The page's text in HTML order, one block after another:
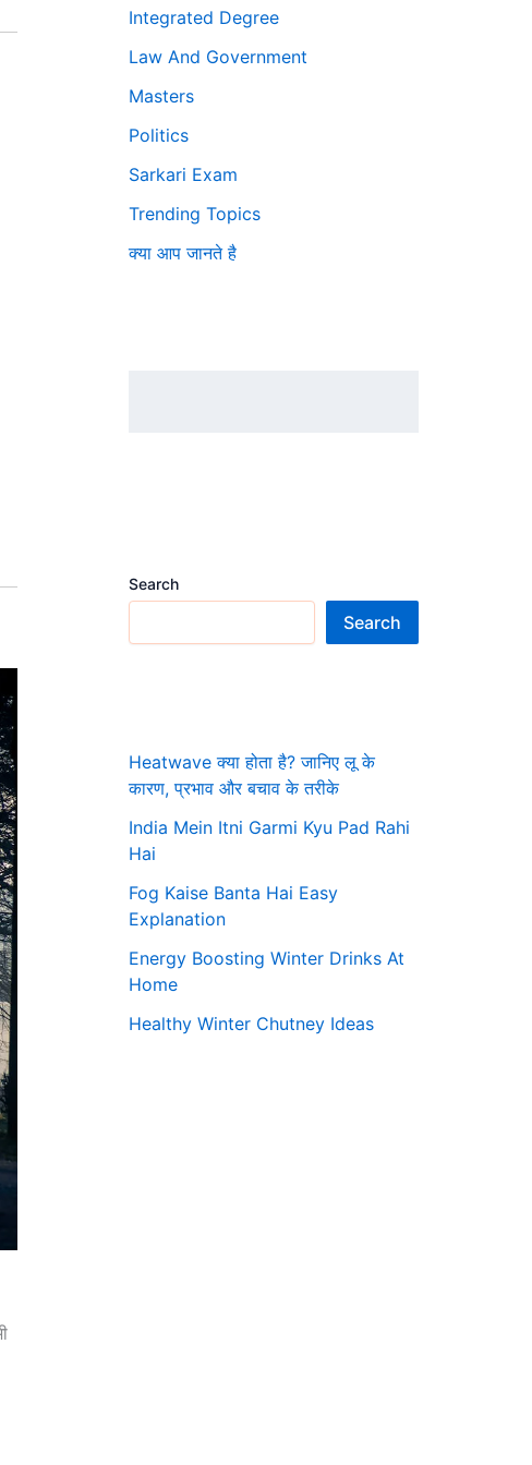
Integrated Degree
Law And Government
Masters
Politics
Sarkari Exam
Trending Topics
क्या आप जानते है
Search
Search
Heatwave क्या होता है? जानिए लू के
कारण, प्रभाव और बचाव के तरीके
India Mein Itni Garmi Kyu Pad Rahi
Hai
Fog Kaise Banta Hai Easy
Explanation
Energy Boosting Winter Drinks At
Home
Healthy Winter Chutney Ideas